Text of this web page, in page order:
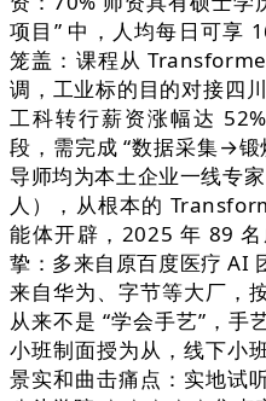
项目” 中，人均每日可享
笼盖：课程从
调，工业标的目的对接四
工科转行薪资涨幅达
段，需完成 “数据采集→
导师均为本土企业一线专
人），从根本的
能体开辟，2025 年 89
挚：多来自原百度医疗 AI
来自华为、字节等大厂，
从来不是 “学会手艺”，手
小班制面授为从，线下小
景实和曲击痛点：实地试